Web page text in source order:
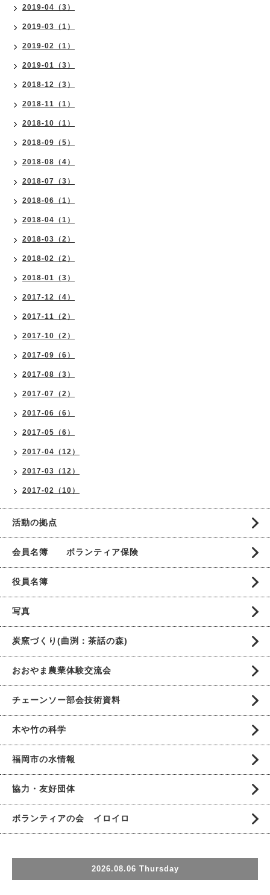
2019-04（3）
2019-03（1）
2019-02（1）
2019-01（3）
2018-12（3）
2018-11（1）
2018-10（1）
2018-09（5）
2018-08（4）
2018-07（3）
2018-06（1）
2018-04（1）
2018-03（2）
2018-02（2）
2018-01（3）
2017-12（4）
2017-11（2）
2017-10（2）
2017-09（6）
2017-08（3）
2017-07（2）
2017-06（6）
2017-05（6）
2017-04（12）
2017-03（12）
2017-02（10）
活動の拠点
会員名簿 ボランティア保険
役員名簿
写真
炭窯づくり(曲渕：茶話の森)
おおやま農業体験交流会
チェーンソー部会技術資料
木や竹の科学
福岡市の水情報
協力・友好団体
ボランティアの会 イロイロ
2026.08.06 Thursday